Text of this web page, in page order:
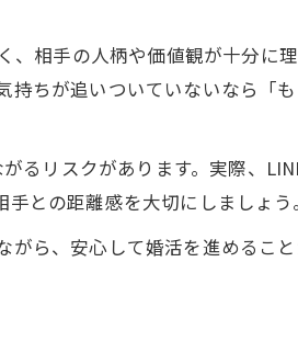
、相手の人柄や価値観が十分に
持ちが追いついていないなら「
るリスクがあります。実際、
との距離感を大切にしましょう。
ら、安心して婚活を進めるこ